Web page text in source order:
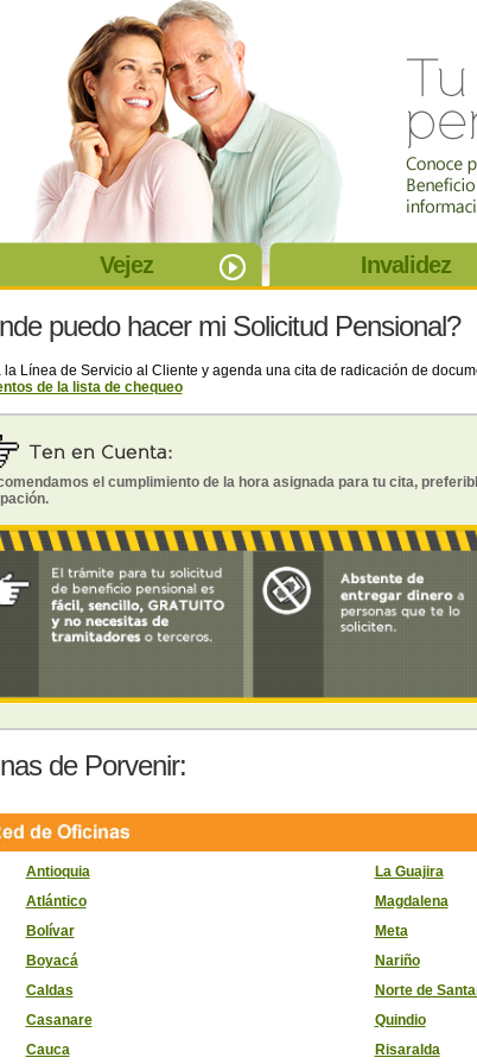
Vejez Invalidez
puedo hacer mi Solicitud Pensional?
la Línea de Servicio al Cliente y agenda una cita de radicación de
de la lista de chequeo
el cumplimiento de la hora asignada para tu cita,
de Porvenir:
Antioquia
La Guajira
Atlántico
Magdalena
Bolívar
Meta
Boyacá
Nariño
Caldas
Norte de
Casanare
Quindio
Cauca
Risaralda